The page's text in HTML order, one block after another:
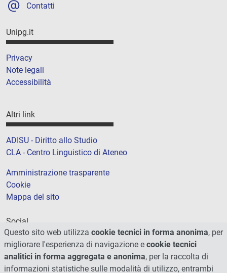
Contatti
Unipg.it
Privacy
Note legali
Accessibilità
Altri link
ADISU - Diritto allo Studio
CLA - Centro Linguistico di Ateneo
Amministrazione trasparente
Cookie
Mappa del sito
Social
Questo sito web utilizza cookie tecnici in forma anonima, per
migliorare l'esperienza di navigazione e cookie tecnici
analitici in forma aggregata e anonima, per la raccolta di
informazioni statistiche sulle modalità di utilizzo, entrambi